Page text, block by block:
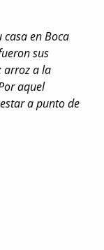
casa en Boca
sus
arroz a la
aquel
a punto de